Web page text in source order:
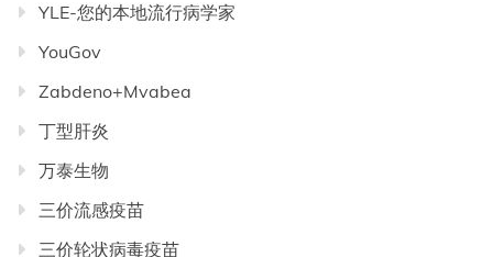
YLE-您的本地流行病学家
YouGov
Zabdeno+Mvabea
丁型肝炎
万泰生物
三价流感疫苗
三价轮状病毒疫苗